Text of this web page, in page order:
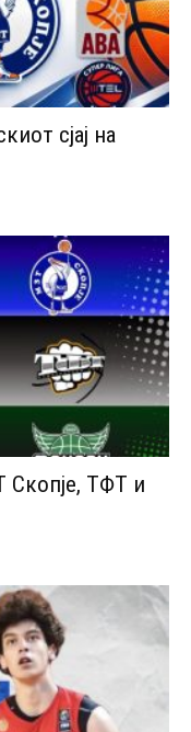
сјај на
Скопје, ТФТ и